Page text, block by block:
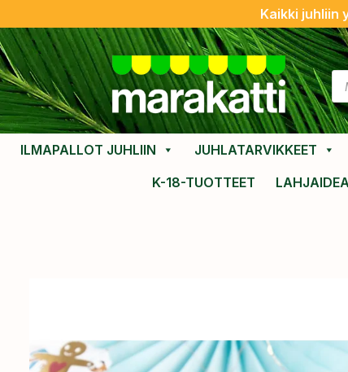
Kaikki juhliin
ILMAPALLOT JUHLIIN JUHLATARVIKKEET
K-18-TUOTTEET